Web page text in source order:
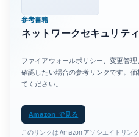
参考書籍
ネットワークセキュリテ
ファイアウォールポリシー、変更管
確認したい場合の参考リンクです。
てください。
Amazon で見る
このリンクは Amazon アソシエイトリンク